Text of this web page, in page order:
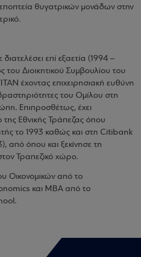
θυγατρικών μονάδων στην
επί εξαετία (1994 –
του Διοικητικού Συμβουλίου του
έχοντας επιχειρησιακή ευθύνη
του Ομίλου στη
Επιπροσθέτως, έχει
της Εθνικής Τράπεζας όπου
το 1993 καθώς και στη Citibank
από όπου και ξεκίνησε τη
Τραπεζικό χώρο.
Οικονομικών από το
και MBA από το
.